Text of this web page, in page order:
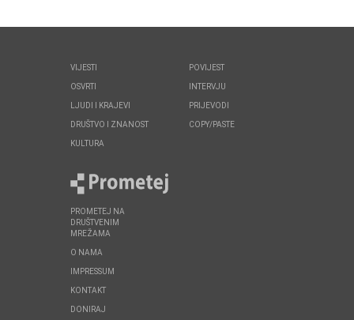
VIJESTI
OSVRTI
LJUDI I KRAJEVI
DRUŠTVO I ZNANOST
KULTURA
POVIJEST
INTERVJU
PRIJEVODI
COPY/PASTE
PROMETEJ NA
DRUŠTVENIM
MREŽAMA
O NAMA
IMPRESSUM
KONTAKT
DONIRAJ